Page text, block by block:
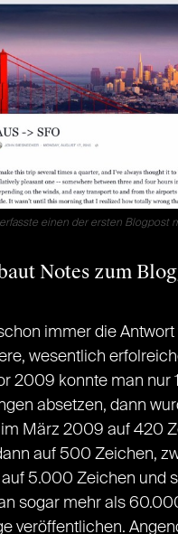
einen der ersten Blogpost
Notes zum
immer die
wesentlich
2009 konnte man nur
absetzen, dann
März 2009 auf 420
auf 500 Zeichen,
5.000 Zeichen und
sogar mehr als
veröffentlichen.